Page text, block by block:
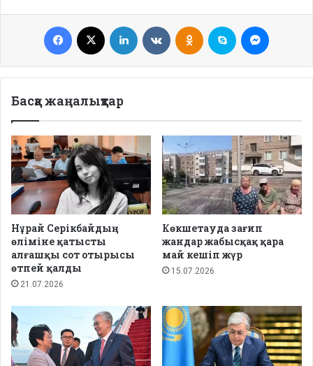
Facebook LinkedIn VKontakteOdnoklassniki
Skype
Басқа жаңалықтар
Нұрай Серікбайдың
өліміне қатысты
алғашқы сот отырысы
өтпей қалды
21.07.2026
Көкшетауда зағип
жандар жабысқақ қара
май кешіп жүр
15.07.2026